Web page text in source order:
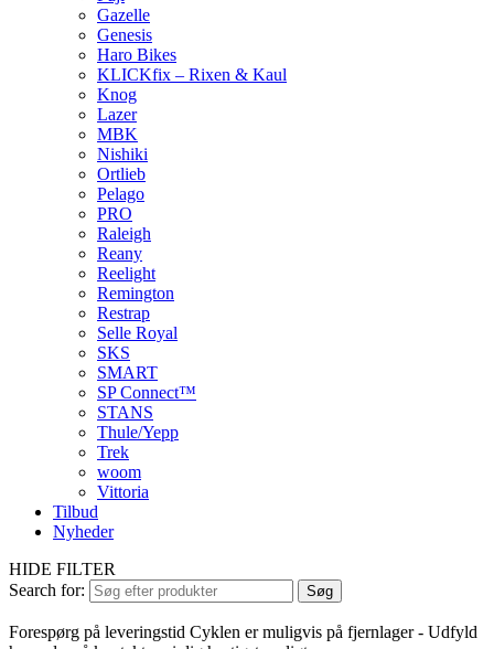
Gazelle
Genesis
Haro Bikes
KLICKfix – Rixen & Kaul
Knog
Lazer
MBK
Nishiki
Ortlieb
Pelago
PRO
Raleigh
Reany
Reelight
Remington
Restrap
Selle Royal
SKS
SMART
SP Connect™
STANS
Thule/Yepp
Trek
woom
Vittoria
Tilbud
Nyheder
HIDE FILTER
Search for:
Søg
Forespørg på leveringstid Cyklen er muligvis på fjernlager - Udfyld